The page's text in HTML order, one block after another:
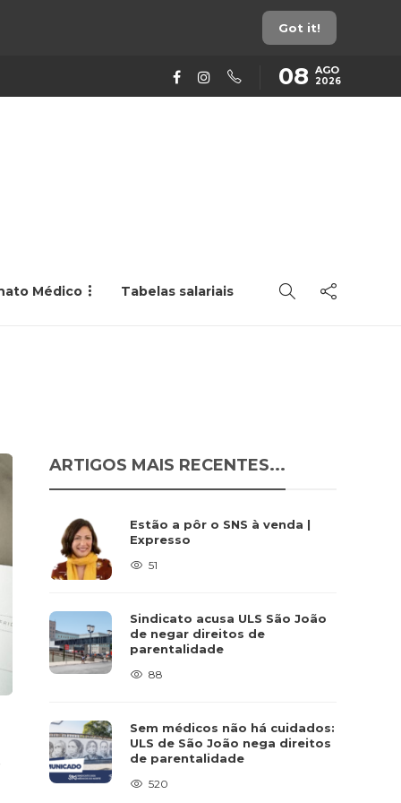
Got it!
08 AGO
2026
Médico Tabelas salariais
ARTIGOS MAIS RECENTES...
Estão a pôr o SNS à venda |
Expresso
51
Sindicato acusa ULS São João
de negar direitos de
parentalidade
88
Sem médicos não há cuidados:
ULS de São João nega direitos
de parentalidade
520